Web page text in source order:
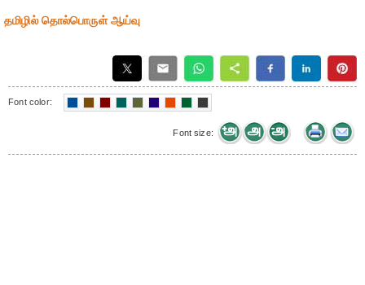
தமிழில் தொல்பொருள் ஆய்வு
Font color:
Font size: